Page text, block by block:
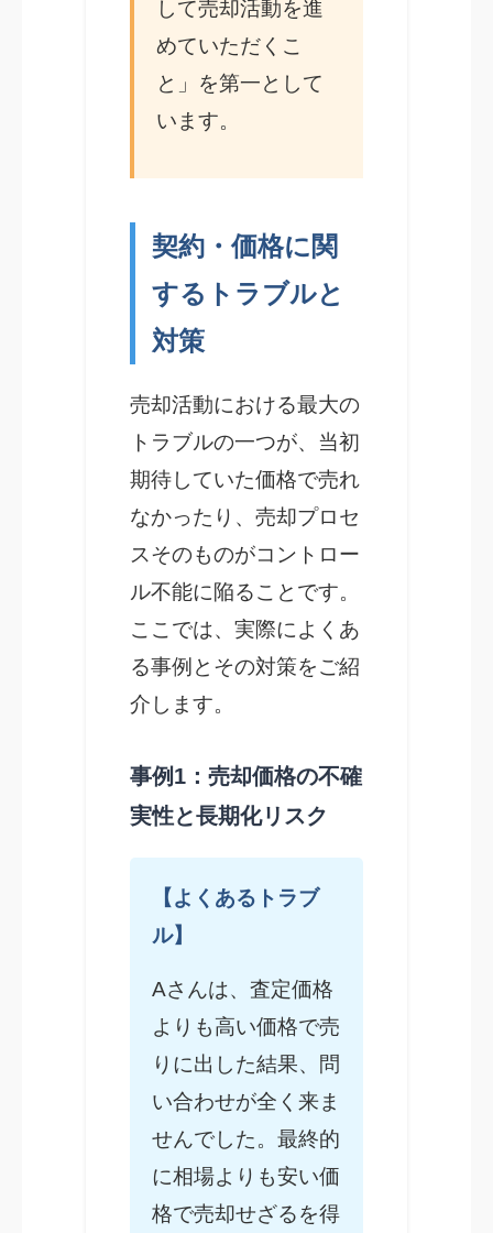
して売却活動を進
めていただくこ
と」を第一として
います。
契約・価格に関
するトラブルと
対策
売却活動における最大の
トラブルの一つが、当初
期待していた価格で売れ
なかったり、売却プロセ
スそのものがコントロー
ル不能に陥ることです。
ここでは、実際によくあ
る事例とその対策をご紹
介します。
事例1：売却価格の不確
実性と長期化リスク
【よくあるトラブ
ル】
Aさんは、査定価格
よりも高い価格で売
りに出した結果、問
い合わせが全く来ま
せんでした。最終的
に相場よりも安い価
格で売却せざるを得